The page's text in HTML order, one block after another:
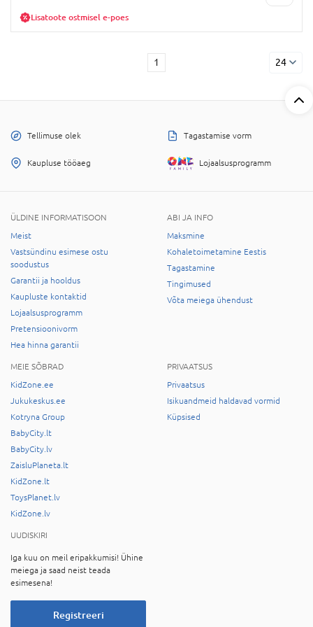
Lisatoote ostmisel e-poes
1 24
Tellimuse olek Tagastamise vorm
Kaupluse tööaeg Lojaalsusprogramm
ÜLDINE INFORMATISOON
Meist
Vastsündinu esimese ostu
soodustus
Garantii ja hooldus
Kaupluste kontaktid
Lojaalsusprogramm
Pretensioonivorm
Hea hinna garantii
ABI JA INFO
Maksmine
Kohaletoimetamine Eestis
Tagastamine
Tingimused
Võta meiega ühendust
MEIE SÕBRAD
KidZone.ee
Jukukeskus.ee
Kotryna Group
BabyCity.lt
BabyCity.lv
ZaisluPlaneta.lt
KidZone.lt
ToysPlanet.lv
KidZone.lv
PRIVAATSUS
Privaatsus
Isikuandmeid haldavad vormid
Küpsised
UUDISKIRI
Iga kuu on meil eripakkumisi! Ühine
meiega ja saad neist teada
esimesena!
Registreeri